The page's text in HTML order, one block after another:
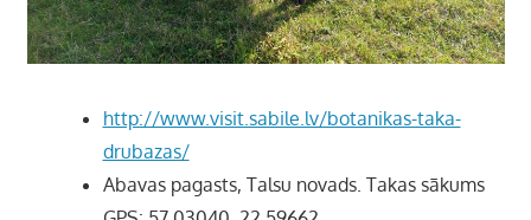
http://www.visit.sabile.lv/botanikas-taka-
drubazas/
Abavas pagasts, Talsu novads. Takas sākums